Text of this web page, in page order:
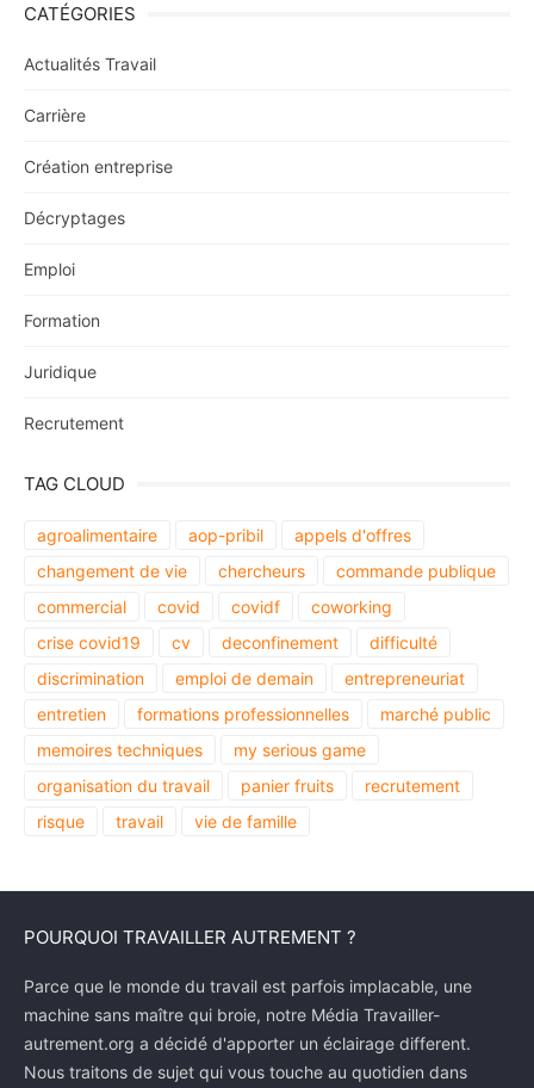
CATÉGORIES
Actualités Travail
Carrière
Création entreprise
Décryptages
Emploi
Formation
Juridique
Recrutement
TAG CLOUD
agroalimentaire aop-pribil
appels d'offres
changement de vie
chercheurs
commande publique
commercial
covid covidf
coworking
crise covid19
cv deconfinement
difficulté
discrimination
emploi de demain
entrepreneuriat
entretien
formations professionnelles
marché public
memoires techniques
my serious game
organisation du travail
panier fruits
recrutement
risque
travail vie de famille
POURQUOI TRAVAILLER AUTREMENT ?
Parce que le monde du travail est parfois implacable, une
machine sans maître qui broie, notre Média Travailler-
autrement.org a décidé d'apporter un éclairage different.
Nous traitons de sujet qui vous touche au quotidien dans